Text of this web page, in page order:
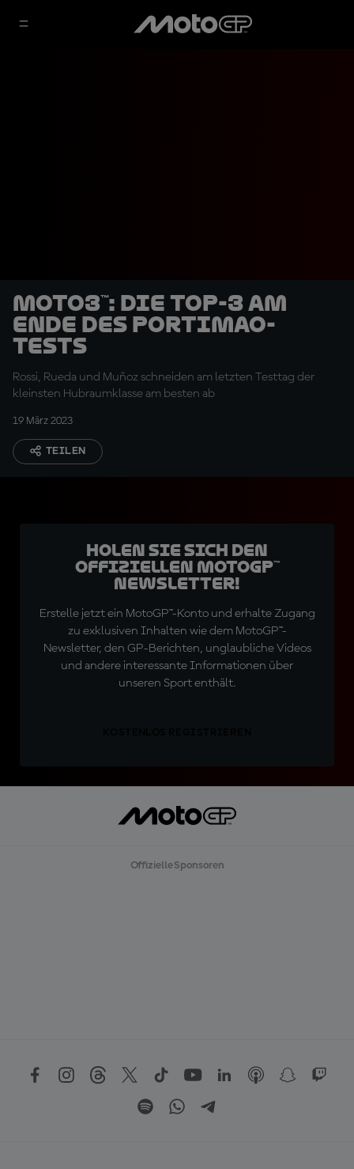
Moto3™: Die Top-3 am
Ende des Portimao-
Tests
Rossi, Rueda und Muñoz schneiden am letzten Testtag der
kleinsten Hubraumklasse am besten ab
19 März 2023
TEILEN
Holen Sie sich den
offiziellen MotoGP™
Newsletter!
Erstelle jetzt ein MotoGP™-Konto und erhalte Zugang
zu exklusiven Inhalten wie dem MotoGP™-
Newsletter, den GP-Berichten, unglaubliche Videos
und andere interessante Informationen über
unseren Sport enthält.
Offizielle Sponsoren